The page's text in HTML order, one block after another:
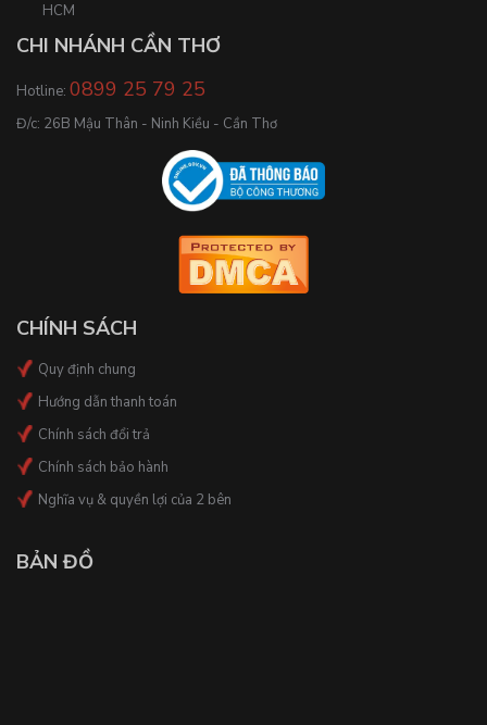
HCM
CHI NHÁNH CẦN THƠ
Hotline: 0899 25 79 25
Đ/c: 26B Mậu Thân - Ninh Kiều - Cần Thơ
CHÍNH SÁCH
Quy định chung
Hướng dẫn thanh toán
Chính sách đổi trả
Chính sách bảo hành
Nghĩa vụ & quyền lợi của 2 bên
BẢN ĐỒ